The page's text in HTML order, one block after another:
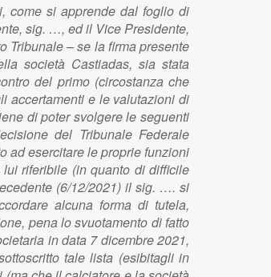
come si apprende dal foglio di
sig. …, ed il Vice Presidente,
Tribunale – se la firma presente
società Castiadas, sia stata
del primo (circostanza che
accertamenti e le valutazioni di
di poter svolgere le seguenti
del Tribunale Federale
ad esercitare le proprie funzioni
riferibile (in quanto di difficile
(6/12/2021) il sig. …. si
alcuna forma di tutela,
pena lo svuotamento di fatto
in data 7 dicembre 2021,
tale lista (esibitagli in